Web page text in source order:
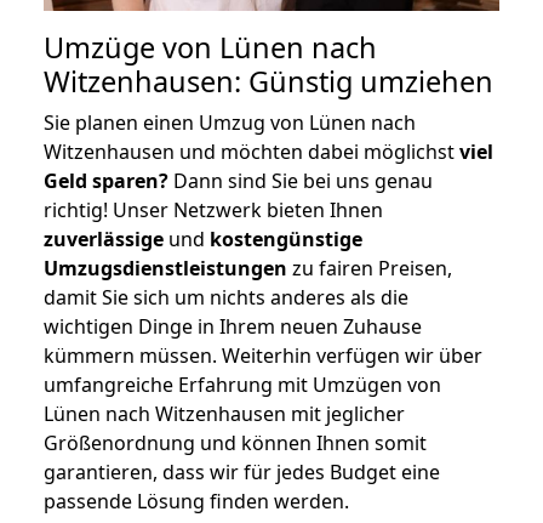
Umzüge von Lünen nach
Witzenhausen: Günstig umziehen
Sie planen einen Umzug von Lünen nach
Witzenhausen und möchten dabei möglichstviel
Geld sparen? Dann sind Sie bei uns genau
richtig! Unser Netzwerk bieten Ihnen
zuverlässige und kostengünstige
Umzugsdienstleistungen zu fairen Preisen,
damit Sie sich um nichts anderes als die
wichtigen Dinge in Ihrem neuen Zuhause
kümmern müssen. Weiterhin verfügen wir über
umfangreiche Erfahrung mit Umzügen von
Lünen nach Witzenhausen mit jeglicher
Größenordnung und können Ihnen somit
garantieren, dass wir für jedes Budget eine
passende Lösung finden werden.